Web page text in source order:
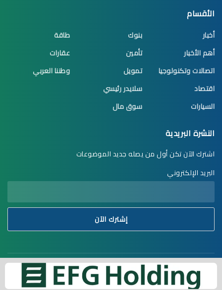
الأقسام
أخبار
أهم الأخبار
اتصالات وتكنولوجيا
اقتصاد
السيارات
بنوك
تأمين
تمويل
سلايدر رئيسي
سوق مال
طاقة
عقارات
وطننا العربي
النشرة البريدية
اشترك الآن تكن أول من يصله جديد الموضوعات
البريد الإلكتروني